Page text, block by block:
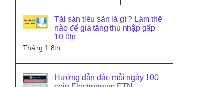
Tài sản tiêu sản là gì ? Làm thế
nào để gia tăng thu nhập gấp
10 lần
Tháng 1 8th
Hướng dẫn đào mỗi ngày 100